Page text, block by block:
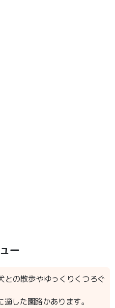
ー
との散歩やゆっくりくつろぐ
した園路かあります。